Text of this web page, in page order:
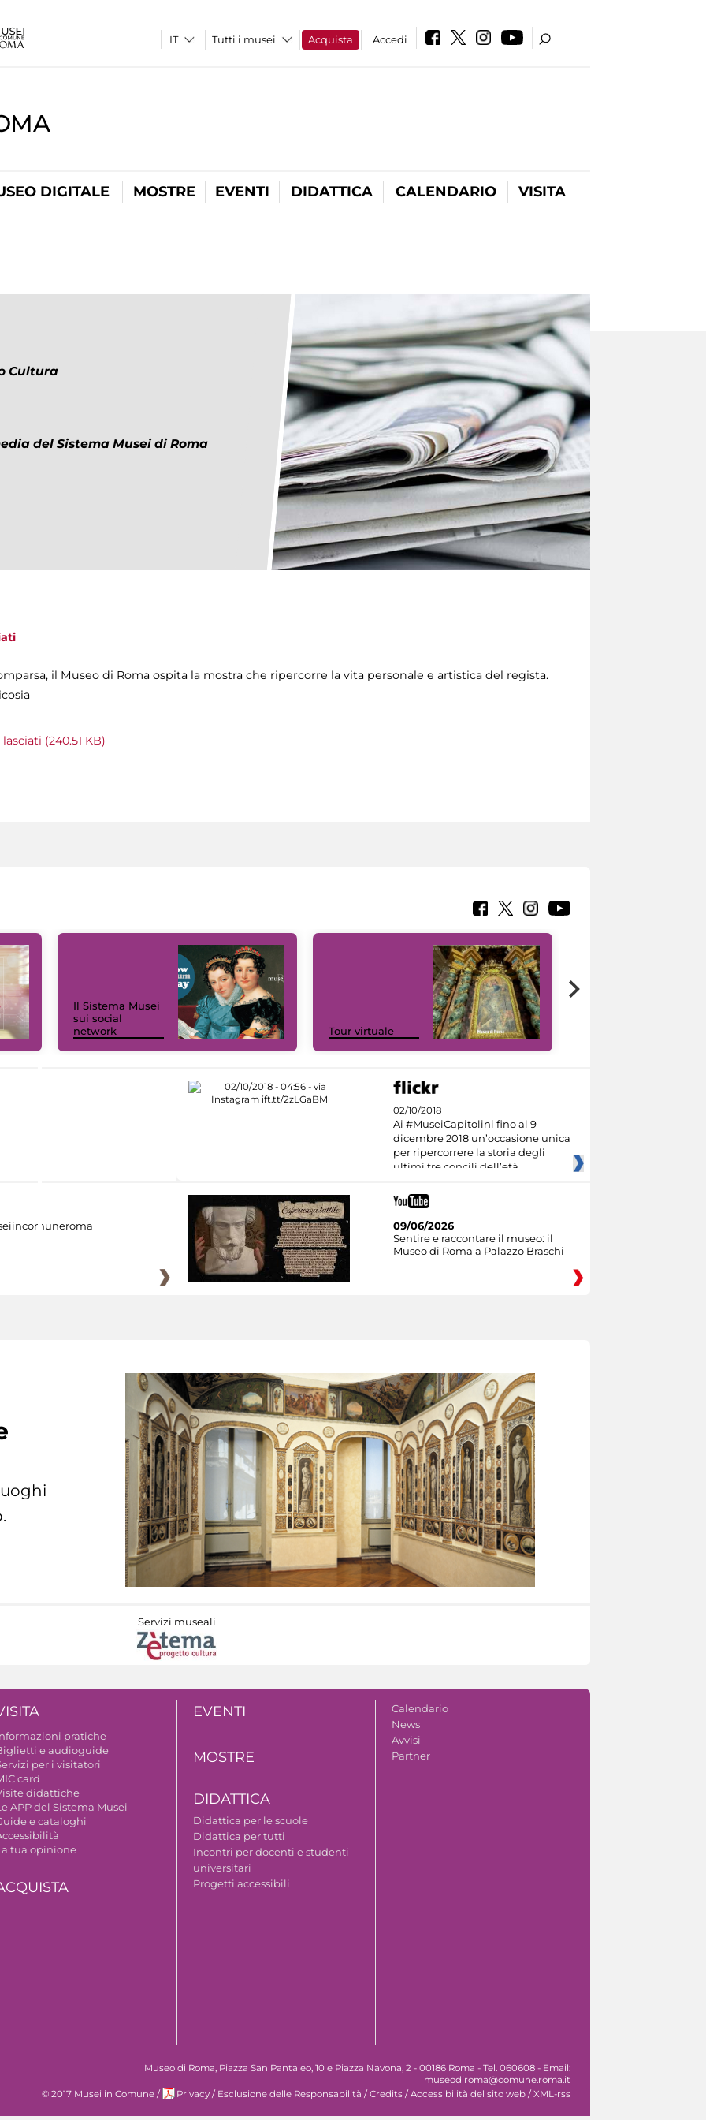
Tutti i musei Acquista Accedi
DIGITALE MOSTRE EVENTI DIDATTICA CALENDARIO VISITA
Cultura
del Sistema Musei di Roma
il Museo di Roma ospita la mostra che ripercorre la vita personale e artistica del regista.
(240.51 KB)
Il Sistema Musei
sui social
network
Tour virtuale
02/10/2018
Ai #MuseiCapitolini fino al 9
dicembre 2018 un’occasione unica
per ripercorrere la storia degli
ultimi tre concili dell’età
09/06/2026
Sentire e raccontare il museo: il
Museo di Roma a Palazzo Braschi
Servizi museali
pratiche
e audioguide
per i visitatori
card
didattiche
APP del Sistema Musei
e cataloghi
tua opinione
EVENTI
MOSTRE
DIDATTICA
Didattica per le scuole
Didattica per tutti
Incontri per docenti e studenti
universitari
Progetti accessibili
Calendario
News
Avvisi
Partner
Museo di Roma, Piazza San Pantaleo, 10 e Piazza Navona, 2 - 00186 Roma - Tel. 060608 - Email:
museodiroma@comune.roma.it
© 2017 Musei in Comune / Privacy / Esclusione delle Responsabilità /Credits /Accessibilità del sito web /XML-rss